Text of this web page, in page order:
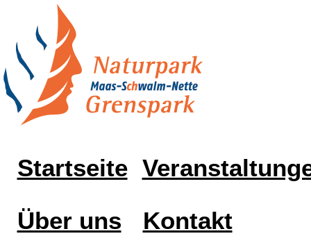
Startseite
Über uns
Kontakt